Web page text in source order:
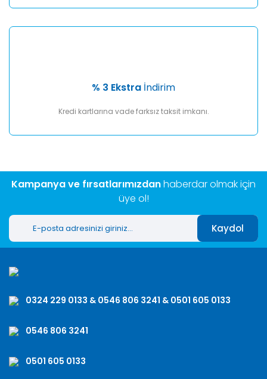
% 3 Ekstra İndirim
Kredi kartlarına vade farksız taksit imkanı.
Kampanya ve fırsatlarımızdanhaberdar olmak için
üye ol!
Kaydol
0324 229 0133 & 0546 806 3241 & 0501 605 0133
0546 806 3241
0501 605 0133